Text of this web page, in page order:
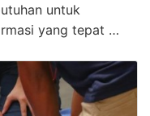
untuk
yang tepat …